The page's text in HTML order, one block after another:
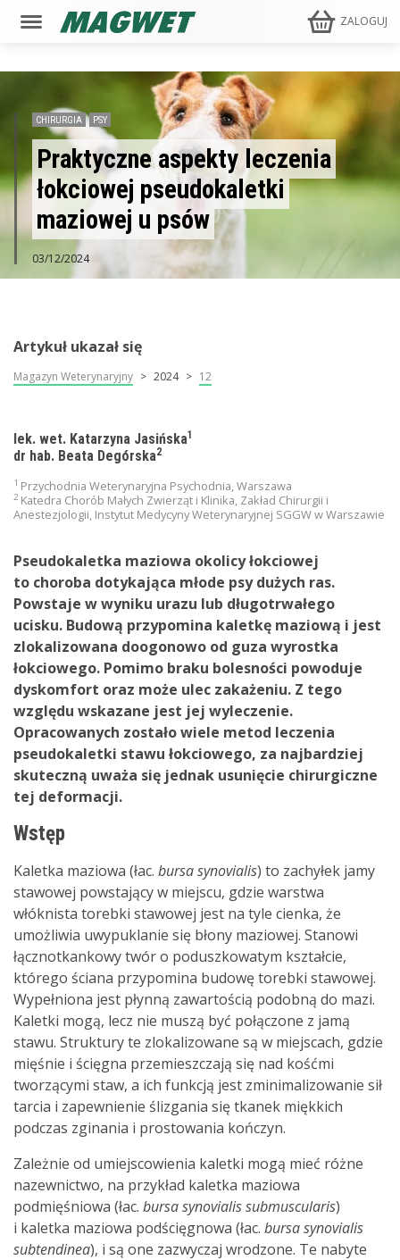
ZALOGUJ
CHIRURGIA PSY
Praktyczne aspekty leczenia
łokciowej pseudokaletki
maziowej u psów
03/12/2024
Artykuł ukazał się
Magazyn Weterynaryjny 2024 12
lek. wet. Katarzyna Jasińska1
dr hab. Beata Degórska2
1 Przychodnia Weterynaryjna Psychodnia, Warszawa
2 Katedra Chorób Małych Zwierząt i Klinika, Zakład Chirurgii i
Anestezjologii, Instytut Medycyny Weterynaryjnej SGGW w Warszawie
Pseudokaletka maziowa okolicy łokciowej
to choroba dotykająca młode psy dużych ras.
Powstaje w wyniku urazu lub długotrwałego
ucisku. Budową przypomina kaletkę maziową i jest
zlokalizowana doogonowo od guza wyrostka
łokciowego. Pomimo braku bolesności powoduje
dyskomfort oraz może ulec zakażeniu. Z tego
względu wskazane jest jej wyleczenie.
Opracowanych zostało wiele metod leczenia
pseudokaletki stawu łokciowego, za najbardziej
skuteczną uważa się jednak usunięcie chirurgiczne
tej deformacji.
Wstęp
Kaletka maziowa (łac. bursa synovialis) to zachyłek jamy
stawowej powstający w miejscu, gdzie warstwa
włóknista torebki stawowej jest na tyle cienka, że
umożliwia uwypuklanie się błony maziowej. Stanowi
łącznotkankowy twór o poduszkowatym kształcie,
którego ściana przypomina budowę torebki stawowej.
Wypełniona jest płynną zawartością podobną do mazi.
Kaletki mogą, lecz nie muszą być połączone z jamą
stawu. Struktury te zlokalizowane są w miejscach, gdzie
mięśnie i ścięgna przemieszczają się nad kośćmi
tworzącymi staw, a ich funkcją jest zminimalizowanie sił
tarcia i zapewnienie ślizgania się tkanek miękkich
podczas zginania i prostowania kończyn.
Zależnie od umiejscowienia kaletki mogą mieć różne
nazewnictwo, na przykład kaletka maziowa
podmięśniowa (łac. bursa synovialis submuscularis)
i kaletka maziowa podścięgnowa (łac. bursa synovialis
subtendinea), i są one zazwyczaj wrodzone. Te nabyte